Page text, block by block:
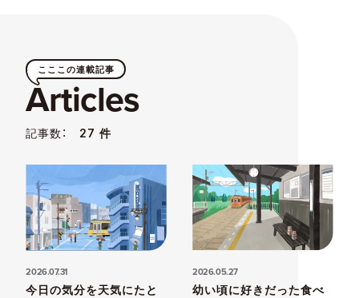
こここの連載記事
Articles
記事数： 27 件
2026.07.31
今日の気分を天気にたと
2026.05.27
幼い頃に好きだった食べ